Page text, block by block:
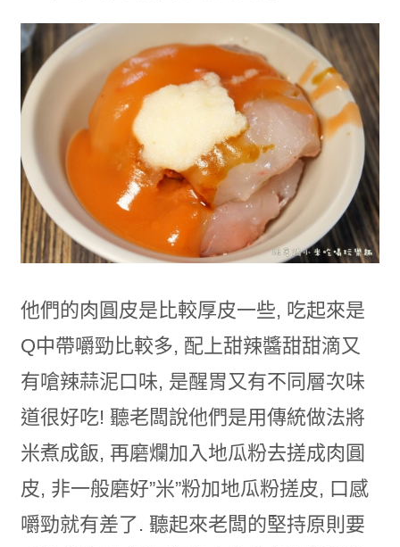
他們的肉圓皮是比較厚皮一些, 吃起來是
Q中帶嚼勁比較多, 配上甜辣醬甜甜滴又
有嗆辣蒜泥口味, 是醒胃又有不同層次味
道很好吃! 聽老闆說他們是用傳統做法將
米煮成飯, 再磨爛加入地瓜粉去搓成肉圓
皮, 非一般磨好”米”粉加地瓜粉搓皮, 口感
嚼勁就有差了. 聽起來老闆的堅持原則要